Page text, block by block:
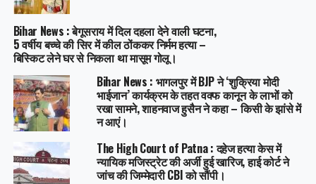
Bihar News : बेगूसराय में दिल दहला देने वाली घटना,
5 वर्षीय बच्चे की सिर में कील ठोंककर निर्मम हत्या –
बिस्किट लेने घर से निकला था मासूम गोलू।
Bihar News : भागलपुर में BJP ने ‘शुक्रिया मोदी
भाईजान’ कार्यक्रम के तहत वक्फ कानून के लाभों को
रखा सामने, शाहनवाज हुसैन ने कहा – किसी के झांसे में
न आएं।
The High Court of Patna : दहेज हत्या केस में
न्यायिक मजिस्ट्रेट की अर्जी हुई खारिज, हाई कोर्ट ने
जांच की जिम्मेदारी CBI को सौंपी।